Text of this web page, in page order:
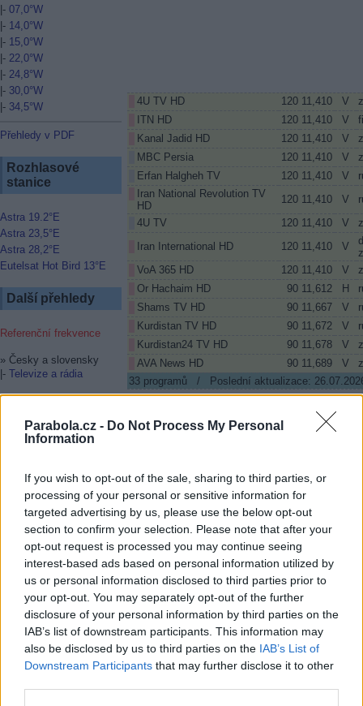
Parabola.cz - Do Not Process My Personal
Information
If you wish to opt-out of the sale, sharing to third parties, or
processing of your personal or sensitive information for
targeted advertising by us, please use the below opt-out
section to confirm your selection. Please note that after your
opt-out request is processed you may continue seeing
interest-based ads based on personal information utilized by
us or personal information disclosed to third parties prior to
your opt-out. You may separately opt-out of the further
disclosure of your personal information by third parties on the
IAB’s list of downstream participants. This information may
also be disclosed by us to third parties on the IAB’s List of
Downstream Participants that may further disclose it to other
|- 07,0°W
|- 14,0°W
|- 15,0°W
|- 22,0°W
|- 24,8°W
|- 30,0°W
|- 34,5°W
Přehledy v PDF
Rozhlasové
stanice
Astra 19.2°E
Astra 23,5°E
Astra 28,2°E
Eutelsat Hot Bird 13°E
Další přehledy
Referenční frekvence
» Česky a slovensky
|- Televize a rádia
» Skryté titulky u TV
» Tématické programy
Sport
Hudba
Zprávy
» OTA SOFTWARE
Aktualizace firmware ze
satelitu
» VYHLEDÁVÁNÍ
...programů podle 'sítí'
» Dolby Digital
Programy v DD
» HDTV, 3DTV, 4K (UHD)
4U TV HD 120 11,410 V
ITN HD
120 11,410 V
Kanal Jadid HD
120 11,410 V
MBC Persia
120 11,410 V
Erfan Halgheh TV
120 11,410 V
Iran National Revolution TV
HD
120 11,410 V
4U TV
120 11,410 V
Iran International HD
120 11,410 V
VoA 365 HD
120 11,410 V
Or Hachaim HD
90 11,612 H
Shams TV HD
90 11,667 V
Kurdistan TV HD
90 11,672 V
Kurdistan24 TV HD
90 11,678 V
AVA News HD
90 11,689 V
33programů / Poslední aktualizace:
Upozornění:V tomto přehledu jsou pouze
průměru zhruba 240 cm. U některých
kanály a všechny demo a test kanály.
Barevné rozlišení před názvem programu:
HD)
Veškerá korekce tohoto přehledu je vítána
Tento přehled můžete šířit pouze se